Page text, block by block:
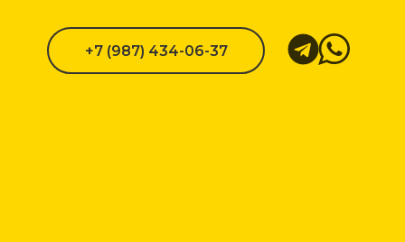
+7 (987) 434-06-37